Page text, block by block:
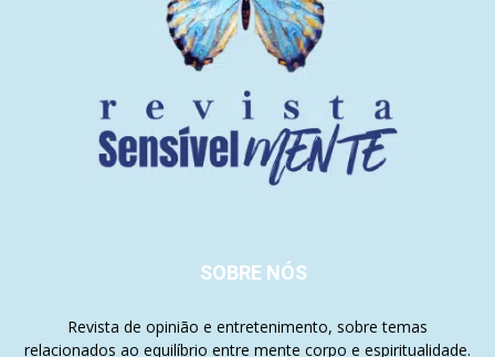
SOBRE NÓS
Revista de opinião e entretenimento, sobre temas
relacionados ao equilíbrio entre mente corpo e espiritualidade.